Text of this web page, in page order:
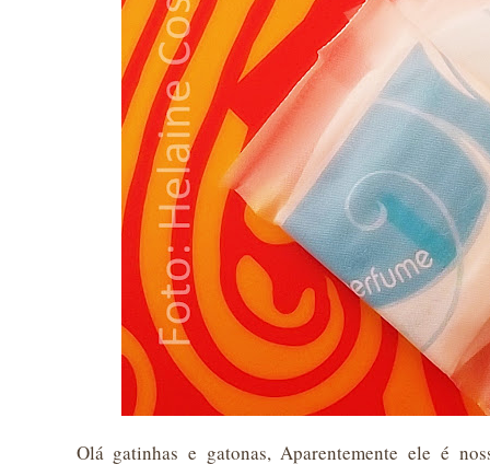
Olá gatinhas e gatonas, Aparentemente ele é